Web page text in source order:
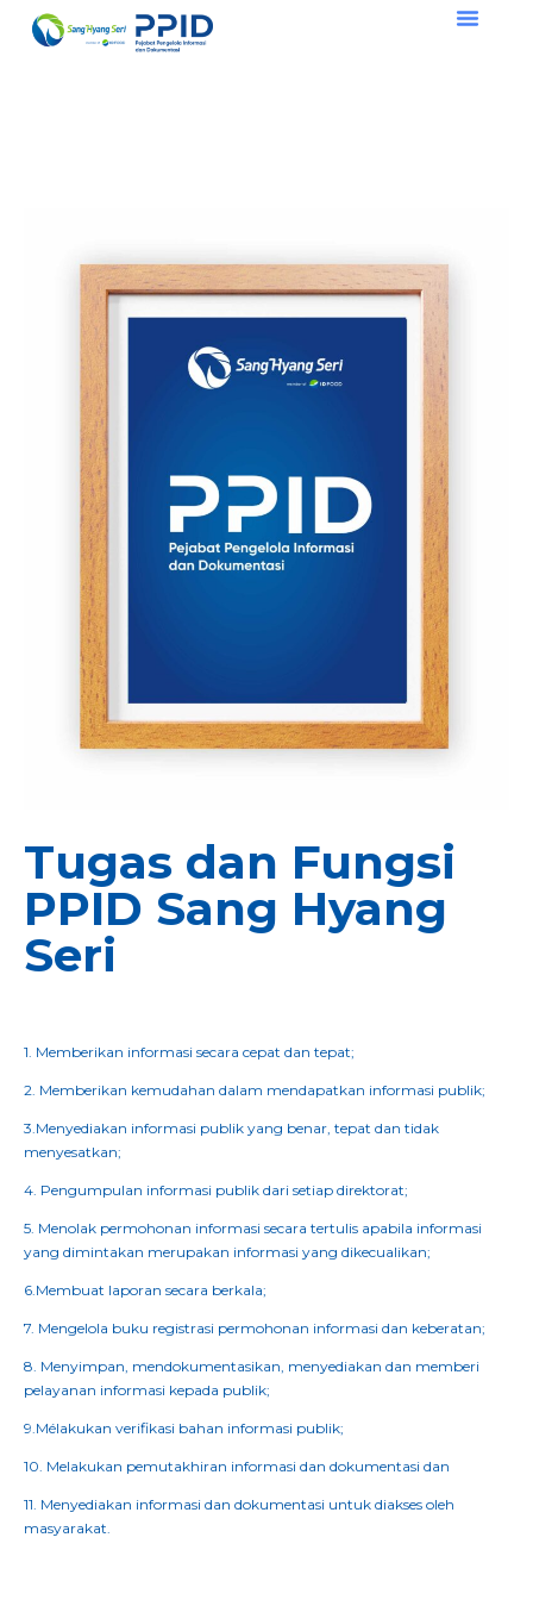
Tugas dan Fungsi
PPID Sang Hyang
Seri
1. Memberikan informasi secara cepat dan tepat;
2. Memberikan kemudahan dalam mendapatkan informasi publik;
3.Menyediakan informasi publik yang benar, tepat dan tidak
menyesatkan;
4. Pengumpulan informasi publik dari setiap direktorat;
5. Menolak permohonan informasi secara tertulis apabila informasi
yang dimintakan merupakan informasi yang dikecualikan;
6.Membuat laporan secara berkala;
7. Mengelola buku registrasi permohonan informasi dan keberatan;
8. Menyimpan, mendokumentasikan, menyediakan dan memberi
pelayanan informasi kepada publik;
9.Mélakukan verifikasi bahan informasi publik;
10. Melakukan pemutakhiran informasi dan dokumentasi dan
11. Menyediakan informasi dan dokumentasi untuk diakses oleh
masyarakat.